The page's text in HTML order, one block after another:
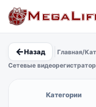
×
←Назад Главная/
Сетевые
Категории